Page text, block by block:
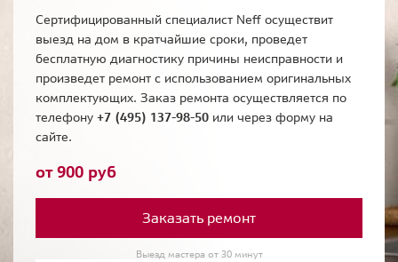
Сертифицированный специалист Neff осуществит
выезд на дом в кратчайшие сроки, проведет
бесплатную диагностику причины неисправности и
произведет ремонт с использованием оригинальных
комплектующих. Заказ ремонта осуществляется по
телефону +7 (495) 137-98-50 или через форму на
сайте.
от 900 руб
Заказать ремонт
Выезд мастера от 30 минут